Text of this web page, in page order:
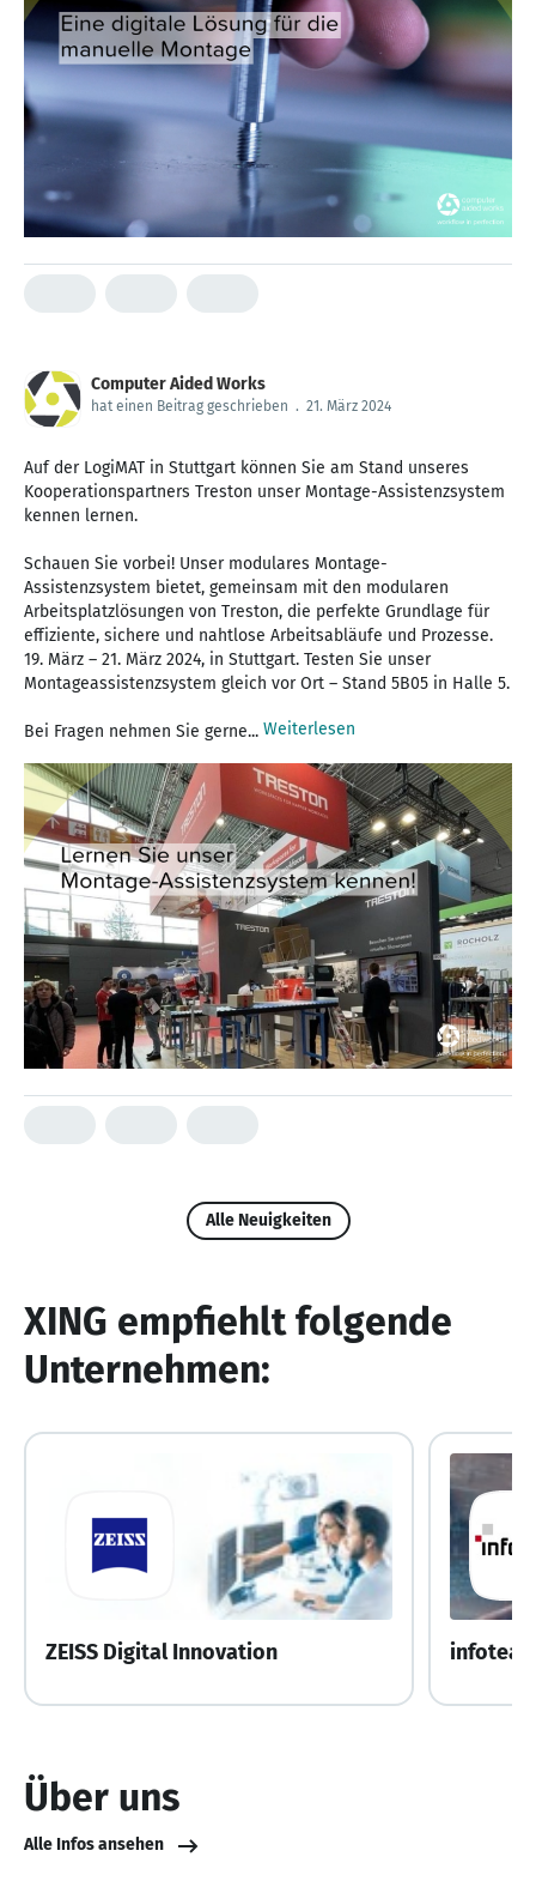
Computer Aided Works
hat einen Beitrag geschrieben . 21. März 2024
Auf der LogiMAT in Stuttgart können Sie am Stand unseres
Kooperationspartners Treston unser Montage-Assistenzsystem
kennen lernen.
Schauen Sie vorbei! Unser modulares Montage-
Assistenzsystem bietet, gemeinsam mit den modularen
Arbeitsplatzlösungen von Treston, die perfekte Grundlage für
effiziente, sichere und nahtlose Arbeitsabläufe und Prozesse.
19. März – 21. März 2024, in Stuttgart. Testen Sie unser
Montageassistenzsystem gleich vor Ort – Stand 5B05 in Halle 5.
Bei Fragen nehmen Sie gerne... Weiterlesen
Alle Neuigkeiten
XING empfiehlt folgende
Unternehmen:
ZEISS Digital Innovation
Über uns
Alle Infos ansehen